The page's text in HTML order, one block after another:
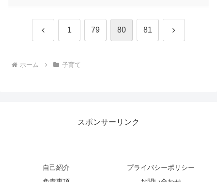
前 1 79 80 81 次
ホーム 子育て
スポンサーリンク
自己紹介
プライバシーポリシー